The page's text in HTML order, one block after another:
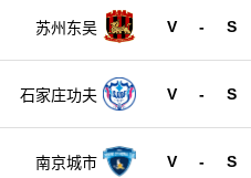
苏州东吴 V - S
石家庄功夫 V - S
南京城市 V - S